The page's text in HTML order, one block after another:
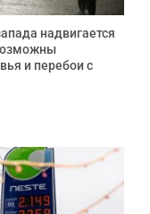
надвигается
и перебои с